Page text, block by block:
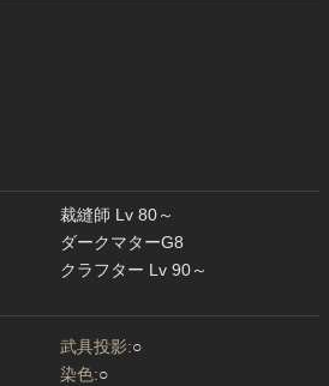
裁縫師 Lv 80～
ダークマターG8
クラフター Lv 90～
武具投影:○
染色:○